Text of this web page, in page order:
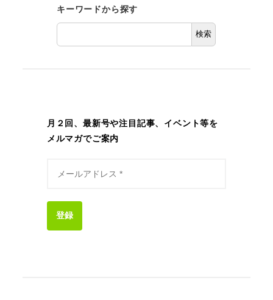
キーワードから探す
検索
月２回、最新号や注目記事、イベント等を
メルマガでご案内
登録